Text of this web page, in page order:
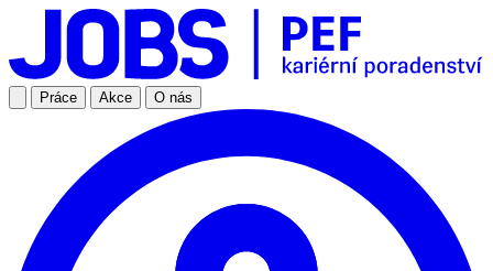
Práce Akce O nás